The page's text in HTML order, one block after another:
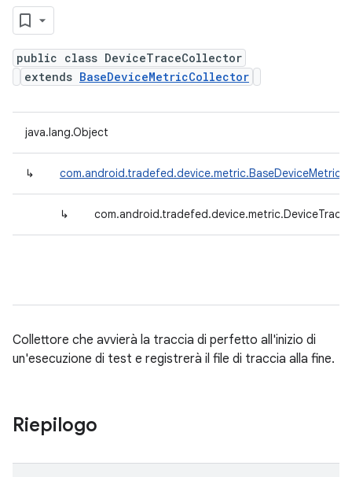
public class DeviceTraceCollector
extends BaseDeviceMetricCollector
java.lang.Object
↳
↳
Collettore che avvierà la traccia di perfetto all'inizio di
un'esecuzione di test e registrerà il file di traccia alla fine.
Riepilogo